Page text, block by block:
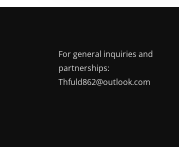
For general inquiries and
partnerships:
Thfuld862@outlook.com